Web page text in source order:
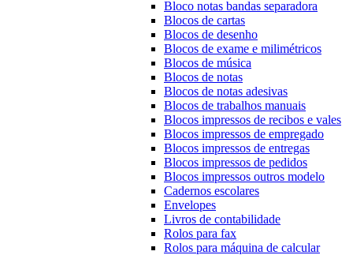
Bloco notas bandas separadora
Blocos de cartas
Blocos de desenho
Blocos de exame e milimétricos
Blocos de música
Blocos de notas
Blocos de notas adesivas
Blocos de trabalhos manuais
Blocos impressos de recibos e vales
Blocos impressos de empregado
Blocos impressos de entregas
Blocos impressos de pedidos
Blocos impressos outros modelo
Cadernos escolares
Envelopes
Livros de contabilidade
Rolos para fax
Rolos para máquina de calcular